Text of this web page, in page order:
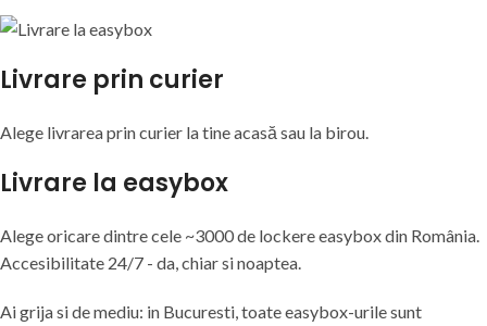
Livrare prin curier
Alege livrarea prin curier latineacasă sau la birou.
Livrare la easybox
Alege oricare dintre cele ~3000 de lockere easybox din România.
Accesibilitate 24/7 - da, chiar si noaptea.
Ai grija si de mediu: in Bucuresti, toate easybox-urile sunt